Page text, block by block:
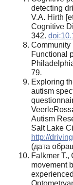
detecting
V.A. Hirth
Cognitive
342.
Community
Functional
79.
Exploring
autism
Autism
Salt Lake
http://
(дата
Falkmer T.,
movement